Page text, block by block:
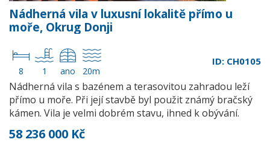
Nádherná vila v luxusní lokalitě přímo u
moře, Okrug Donji
8 1 ano 20m
ID: CH0105
Nádherná vila s bazénem a terasovitou zahradou leží
přímo u moře. Při její stavbě byl použit známý bračský
kámen. Vila je velmi dobrém stavu, ihned k obývání.
58 236 000 Kč